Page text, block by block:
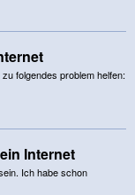
folgendes problem helfen:
Internet
Ich habe schon